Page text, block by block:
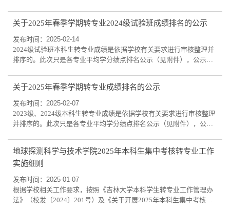
素、全过程质量监控。在开学前一周，学院本科教学办公室、学生工
作办公室配合进行了一系列的新学期开学教学准备及自查，对教学计
划、教材选用、教师到岗、学生返校等情...
关于2025年春季学期转专业2024级试验班成绩排名的公示
发布时间：2025-02-14
2024级试验班本科生转专业成绩是依据学校有关要求进行审核整理并
排序的。此次只是各专业平均学分绩点排名公示（见附件），公示期
关于2025年春季学期转专业成绩排名的公示
发布时间：2025-02-07
2023级、2024级本科生转专业成绩是依据学校有关要求进行审核整理
并排序的。此次只是各专业平均学分绩点排名公示（见附件），公示
学院 2025年02月07日
地球探测科学与技术学院2025年本科生集中考核转专业工作
实施细则
发布时间：2025-01-07
根据学校相关工作要求，按照《吉林大学本科学生转专业工作管理办
法》（校发〔2024〕201号）及《关于开展2025年本科生集中考核转